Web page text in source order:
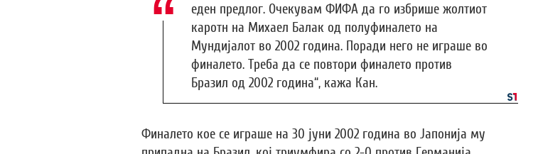
еден предлог. Очекувам ФИФА да го избрише жолтиот
каротн на Михаел Балак од полуфиналето на
Мундијалот во 2002 година. Поради него не играше во
финалето. Треба да се повтори финалето против
Бразил од 2002 година“, кажа Кан.
Финалето кое се играше на 30 јуни 2002 година во Јапонија му